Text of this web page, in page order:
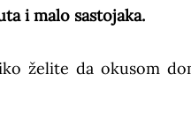
i malo sastojaka.
želite da okusom